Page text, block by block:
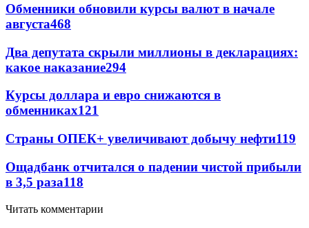
Обменники обновили курсы валют в начале
августа468
Два депутата скрыли миллионы в декларациях:
какое наказание294
Курсы доллара и евро снижаются в
обменниках121
Страны ОПЕК+ увеличивают добычу нефти119
Ощадбанк отчитался о падении чистой прибыли
в 3,5 раза118
Читать комментарии